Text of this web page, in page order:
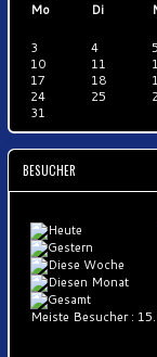
Mo
Di
3
4 5
10
11
17
18
24
25
31
BESUCHER
Meiste Besucher :